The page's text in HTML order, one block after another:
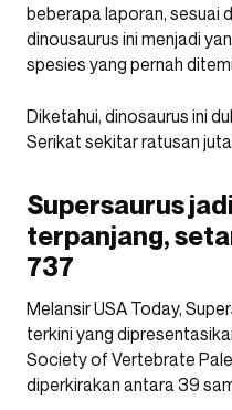
beberapa laporan, sesuai
dinousaurus ini menjadi
spesies yang pernah
Diketahui, dinosaurus ini
Serikat sekitar ratusan
Supersaurus
terpanjang,
737
Melansir USA Today,
terkini yang
Society of Vertebrate
diperkirakan antara 39